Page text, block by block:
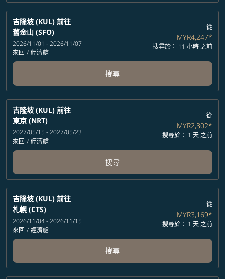
吉隆坡 (KUL) 前往
舊金山 (SFO)
2026/11/01 - 2026/11/07
來回 / 經濟艙
從
MYR4,247*
搜尋於： 11 小時 之前
搜尋
吉隆坡 (KUL) 前往
東京 (NRT)
2027/05/15 - 2027/05/23
來回 / 經濟艙
從
MYR2,802*
搜尋於： 1 天 之前
搜尋
吉隆坡 (KUL) 前往
札幌 (CTS)
2026/11/04 - 2026/11/15
來回 / 經濟艙
從
MYR3,169*
搜尋於： 1 天 之前
搜尋